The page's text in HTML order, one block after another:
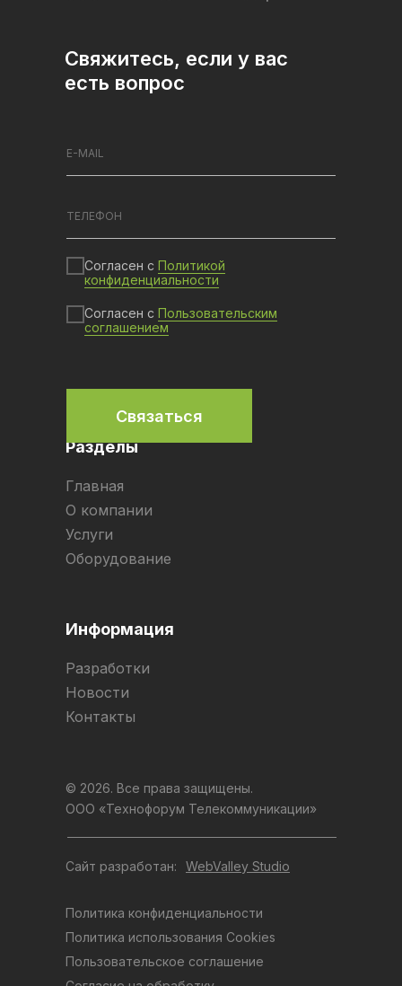
Разделы
Информация
Главная
О компании
Услуги
Оборудование
Разработки
Новости
Контакты
Политика использования Cookies
Пользовательское соглашение
Политика конфиденциальности
© 2026. Все права защищены.
ООО «Технофорум Телекоммуникации»
Сайт разработан:
Согласен с Политикой
конфиденциальности
Согласен с Пользовательским
соглашением
Связаться
Свяжитесь, если у вас
есть вопрос
WebValley Studio